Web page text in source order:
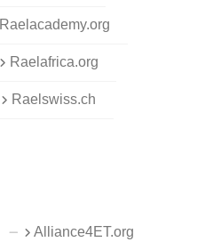
Raelacademy.org
Raelafrica.org
Raelswiss.ch
Alliance4ET.org